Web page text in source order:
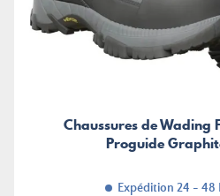
Chaussures de Wading
Proguide
Expédition 24 - 48